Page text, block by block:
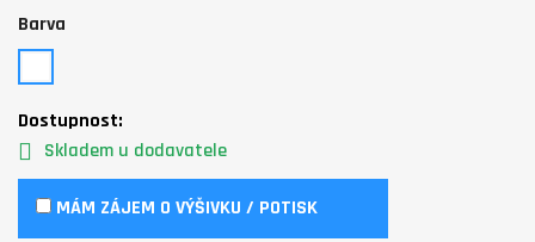
Barva
Dostupnost:
Skladem u dodavatele
MÁM ZÁJEM O VÝŠIVKU / POTISK